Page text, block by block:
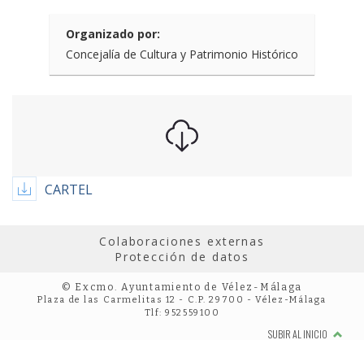
Organizado por:
Concejalía de Cultura y Patrimonio Histórico
CARTEL
Colaboraciones externas
Protección de datos
© Excmo. Ayuntamiento de Vélez-Málaga
Plaza de las Carmelitas 12 - C.P. 29700 - Vélez-Málaga
Tlf: 952559100
SUBIR AL INICIO